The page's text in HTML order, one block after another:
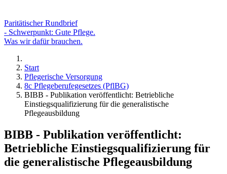
Paritätischer Rundbrief
- Schwerpunkt: Gute Pflege.
Was wir dafür brauchen.
Start
Pflegerische Versorgung
8c Pflegeberufegesetzes (PflBG)
BIBB - Publikation veröffentlicht: Betriebliche
Einstiegsqualifizierung für die generalistische
Pflegeausbildung
BIBB - Publikation veröffentlicht:
Betriebliche Einstiegsqualifizierung für
die generalistische Pflegeausbildung